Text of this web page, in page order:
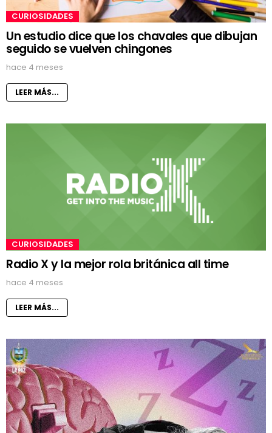
CURIOSIDADES
Un estudio dice que los chavales que dibujan
seguido se vuelven chingones
hace 4 meses
LEER MÁS...
CURIOSIDADES
Radio X y la mejor rola británica all time
hace 4 meses
LEER MÁS...